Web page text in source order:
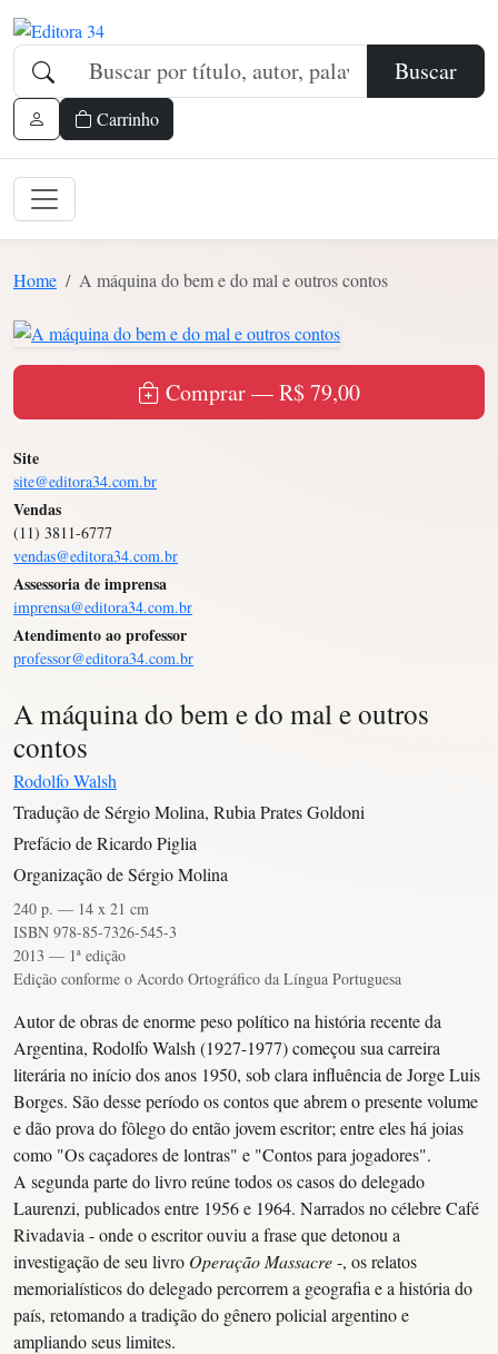
Buscar
Carrinho
Home A máquina do bem e do mal e outros contos
Comprar — R$ 79,00
Site
site@editora34.com.br
Vendas
(11) 3811-6777
vendas@editora34.com.br
Assessoria de imprensa
imprensa@editora34.com.br
Atendimento ao professor
professor@editora34.com.br
A máquina do bem e do mal e outros
contos
Rodolfo Walsh
Tradução de Sérgio Molina, Rubia Prates Goldoni
Prefácio de Ricardo Piglia
Organização de Sérgio Molina
240 p. — 14 x 21 cm
ISBN 978-85-7326-545-3
2013 — 1ª edição
Edição conforme o Acordo Ortográfico da Língua Portuguesa
Autor de obras de enorme peso político na história recente da
Argentina, Rodolfo Walsh (1927-1977) começou sua carreira
literária no início dos anos 1950, sob clara influência de Jorge Luis
Borges. São desse período os contos que abrem o presente volume
e dão prova do fôlego do então jovem escritor; entre eles há joias
como "Os caçadores de lontras" e "Contos para jogadores".
A segunda parte do livro reúne todos os casos do delegado
Laurenzi, publicados entre 1956 e 1964. Narrados no célebre Café
Rivadavia - onde o escritor ouviu a frase que detonou a
investigação de seu livro Operação Massacre-, os relatos
memorialísticos do delegado percorrem a geografia e a história do
país, retomando a tradição do gênero policial argentino e
ampliando seus limites.